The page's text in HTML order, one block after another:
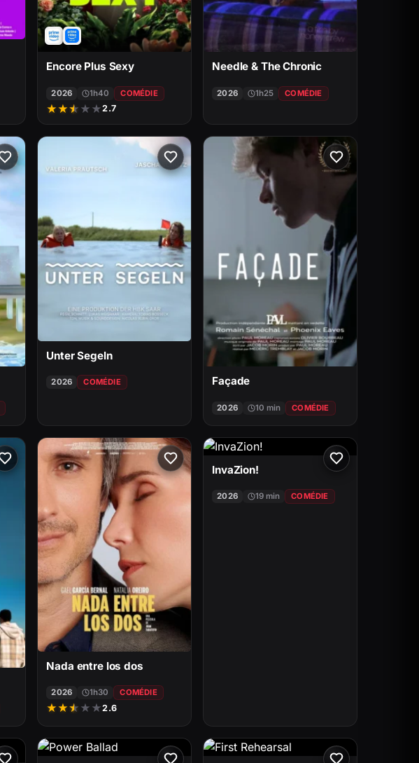
Encore Plus Sexy
2026 1h40 COMÉDIE
★★★ ★ ★2.7
Needle & The Chronic
2026 1h25 COMÉDIE
Unter Segeln
2026 COMÉDIE Façade
2026 10 min COMÉDIE
Nada entre los dos
2026 1h30 COMÉDIE
★★★ ★ ★2.6
InvaZion!
2026 19 min COMÉDIE